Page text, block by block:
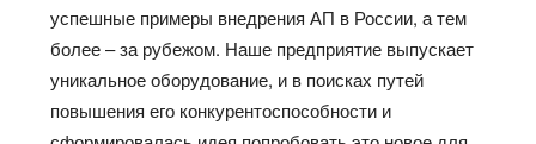
успешные примеры внедрения АП в России, а тем
более – за рубежом. Наше предприятие выпускает
уникальное оборудование, и в поисках путей
повышения его конкурентоспособности и